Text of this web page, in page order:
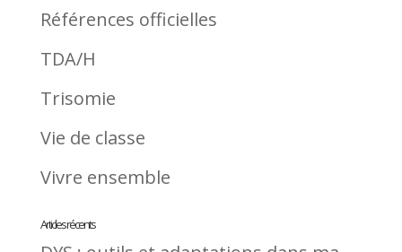
Références officielles
TDA/H
Trisomie
Vie de classe
Vivre ensemble
Articles récents